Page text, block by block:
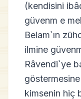
(kendisini
güvenm e
Belam`ın
ilmine
Râvendi`ye
kimsenin hiç